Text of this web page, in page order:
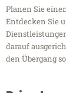
Planen Sie
Entdecken Sie
darauf
den Übergang